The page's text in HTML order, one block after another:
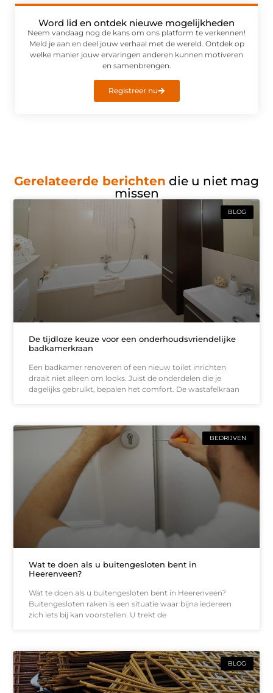
Word lid en ontdek nieuwe mogelijkheden
Neem vandaag nog de kans om ons platform te verkennen!
Meld je aan en deel jouw verhaal met de wereld. Ontdek op
welke manier jouw ervaringen anderen kunnen motiveren
en samenbrengen.
Registreer nu
Gerelateerde berichten die u niet mag
missen
BLOG
De tijdloze keuze voor een onderhoudsvriendelijke
badkamerkraan
Een badkamer renoveren of een nieuw toilet inrichten
draait niet alleen om looks. Juist de onderdelen die je
dagelijks gebruikt, bepalen het comfort. De wastafelkraan
BEDRIJVEN
Wat te doen als u buitengesloten bent in
Heerenveen?
Wat te doen als u buitengesloten bent in Heerenveen?
Buitengesloten raken is een situatie waar bijna iedereen
zich iets bij kan voorstellen. U trekt de
BLOG